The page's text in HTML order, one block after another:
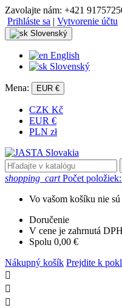
Zavolajte nám: +421
Prihláste sa | Vytvorenie účtu
Slovenský
English
Slovenský
Mena: EUR €
CZK Kč
EUR €
PLN zł
shopping_cart Počet
Vo vašom košíku nie
Doručenie
V cene je zahrnutá
Spolu 0,00 €
Nákupný košík Prejdite k


